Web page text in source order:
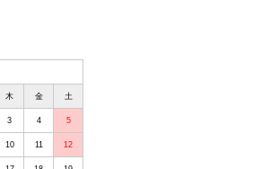
木 金 土
3 4 5
10 11 12